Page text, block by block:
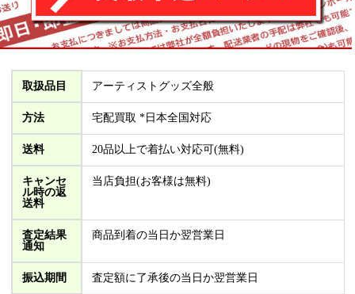
取扱品目 アーティストグッズ全般
方法 宅配買取 *日本全国対応
送料 20品以上で着払い対応可(無料)
キャンセ
ル時の返
送料
当店負担(お客様は無料)
査定結果
通知
商品到着の当日か翌営業日
振込期間 査定額に了承後の当日か翌営業日